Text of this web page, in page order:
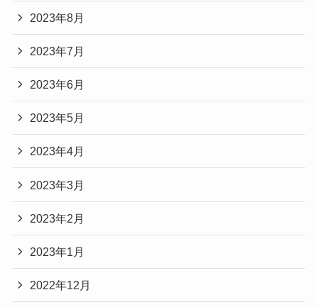
2023年8月
2023年7月
2023年6月
2023年5月
2023年4月
2023年3月
2023年2月
2023年1月
2022年12月